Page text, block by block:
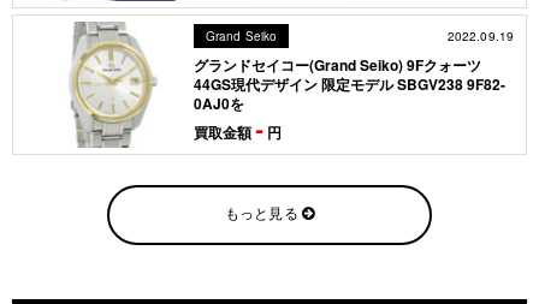
Grand Seiko 2022.09.19
グランドセイコー(Grand Seiko) 9Fクォーツ
44GS現代デザイン 限定モデル SBGV238 9F82-
0AJ0を
買取金額- 円
もっと見る